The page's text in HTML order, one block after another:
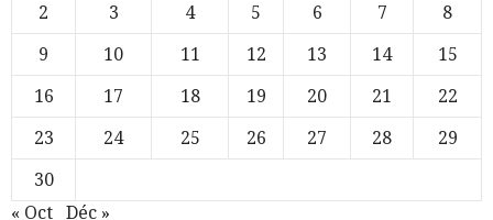
2
3 4 5 6 7
8
9
10 11 12 13 14
15
16
17 18 19 20 21
22
23
24 25 26 27 28
29
30
« Oct
Déc »